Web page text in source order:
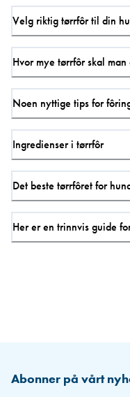
Velg riktig tørrfôr til din
Hvor mye tørrfôr skal
Noen nyttige tips for
Ingredienser i tørrfôr
Det beste tørrfôret for
Her er en trinnvis guide
Abonner på vårt